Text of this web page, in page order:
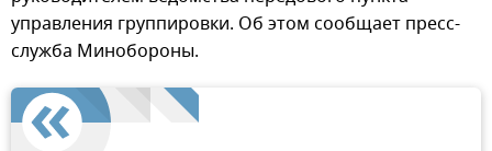
управления группировки. Об этом сообщает пресс-
служба Минобороны.